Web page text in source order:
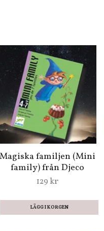
Magiska familjen (Mini
family) från Djeco
129 kr